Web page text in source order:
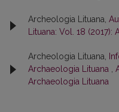
Archeologia Lituana,
Lituana: Vol. 18
Archeologia Lituana,
Archaeologia Lituana
Archaeologia Lituana